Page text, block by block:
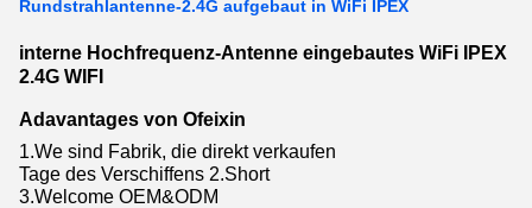
Rundstrahlantenne-2.4G aufgebaut in WiFi IPEX
interne Hochfrequenz-Antenne eingebautes WiFi IPEX
2.4G WIFI
Adavantages von Ofeixin
1.We sind Fabrik, die direkt verkaufen
Tage des Verschiffens 2.Short
3.Welcome OEM&ODM